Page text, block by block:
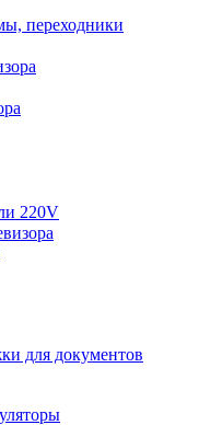
переходники
220V
для документов